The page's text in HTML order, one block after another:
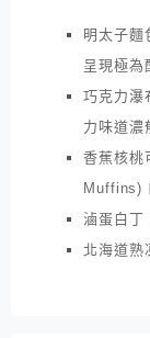
明太子麵
呈現極為
巧克力瀑
力味道濃
香蕉核桃
Muffins)
滷蛋白丁
北海道熟